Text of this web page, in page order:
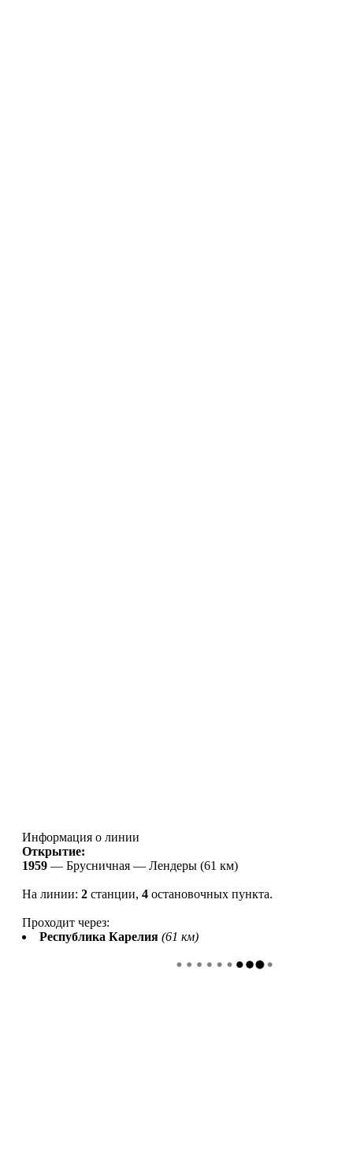
Информация о линии
Открытие:
1959 — Брусничная — Лендеры (61 км)
На линии: 2 станции, 4 остановочных пункта.
Проходит через:
Республика Карелия (61 км)